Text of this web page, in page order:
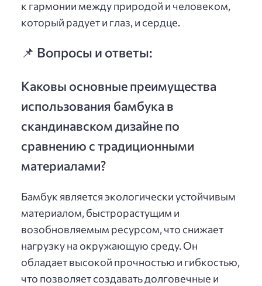
к гармонии между природой и человеком,
который радует и глаз, и сердце.
📌 Вопросы и ответы:
Каковы основные преимущества
использования бамбука в
скандинавском дизайне по
сравнению с традиционными
материалами?
Бамбук является экологически устойчивым
материалом, быстрорастущим и
возобновляемым ресурсом, что снижает
нагрузку на окружающую среду. Он
обладает высокой прочностью и гибкостью,
что позволяет создавать долговечные и